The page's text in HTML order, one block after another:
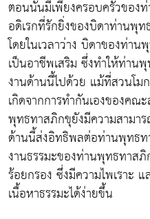
ตอนนั้นมีเพียงครอบครัวของ
อดิเรกที่รักยิ่งของบิดาท่านพุ
โดยในเวลาว่าง บิดาของท่า
เป็นอาชีพเสริม ซึ่งทำให้ท่า
งานด้านนี้ไปด้วย แม้ที่สวนโม
เกิดจากการทำกันเองของค
พุทธทาสภิกขุยังมีความสามา
ด้านนี้ส่งอิทธิพลต่อท่านพุทธท
งานธรรมะของท่านพุทธทาส
ร้อยกรอง ซึ่งมีความไพเราะ
เนื้อหาธรรมะได้ง่ายขึ้น